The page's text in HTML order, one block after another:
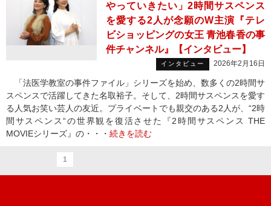
やっていきたい」2時間サスペンス
を愛する2人が念願のW主演『テレ
ビショッピングの女王 青池春香の事
件チャンネル』【インタビュー】
インタビュー 2026年2月16日
「法医学教室の事件ファイル」シリーズを始め、数多くの2時間サ
スペンスで活躍してきた名取裕子。そして、2時間サスペンスを愛す
る人気お笑い芸人の友近。プライベートでも親交のある2人が、“2時
間サスペンス“の世界観を復活させた『2時間サスペンス THE
MOVIEシリーズ』の・・・ 続きを読む
1